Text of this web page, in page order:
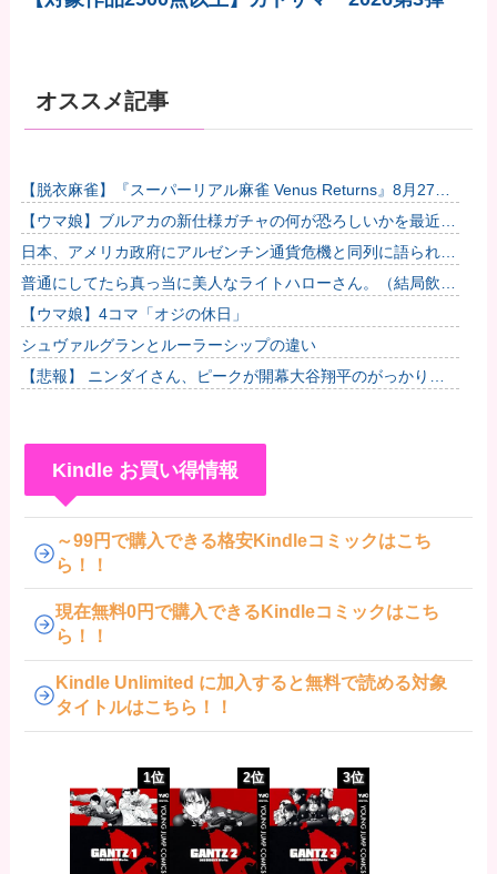
オススメ記事
【脱衣麻雀】『スーパーリアル麻雀 Venus Returns』8月27日
に発売決定！他
【ウマ娘】ブルアカの新仕様ガチャの何が恐ろしいかを最近の
ウマ娘ガチャに例えると…地獄だな？他
日本、アメリカ政府にアルゼンチン通貨危機と同列に語られて
しまうwwwwwwもうすでに158円に戻る
普通にしてたら真っ当に美人なライトハローさん。（結局飲ん
でしまう）
【ウマ娘】4コマ「オジの休日」
シュヴァルグランとルーラーシップの違い
【悲報】 ニンダイさん、ピークが開幕大谷翔平のがっかりダ
Kindle お買い得情報
～99円で購入できる格安Kindleコミックはこち
ら！！
現在無料0円で購入できるKindleコミックはこち
ら！！
Kindle Unlimited に加入すると無料で読める対象
タイトルはこちら！！
1位 2位 3位